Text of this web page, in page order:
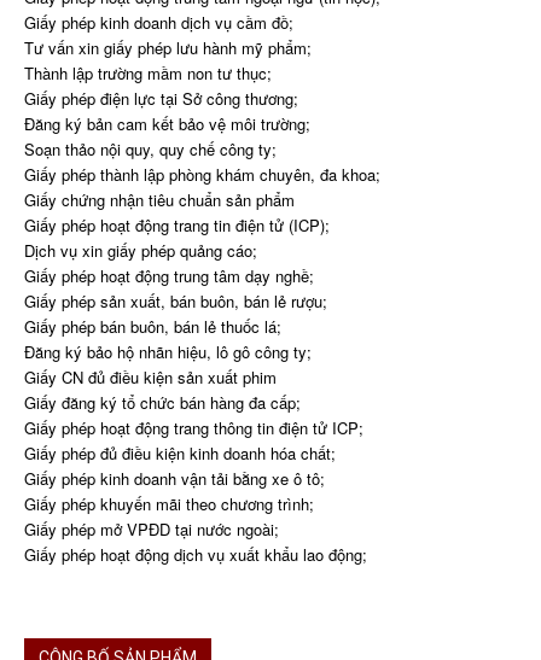
Giấy phép kinh doanh dịch vụ cầm đồ;
Tư vấn xin giấy phép lưu hành mỹ phẩm;
Thành lập trường mầm non tư thục;
Giấy phép điện lực tại Sở công thương;
Đăng ký bản cam kết bảo vệ môi trường;
Soạn thảo nội quy, quy chế công ty;
Giấy phép thành lập phòng khám chuyên, đa khoa;
Giấy chứng nhận tiêu chuẩn sản phẩm
Giấy phép hoạt động trang tin điện tử (ICP);
Dịch vụ xin giấy phép quảng cáo;
Giấy phép hoạt động trung tâm dạy nghề;
Giấy phép sản xuất, bán buôn, bán lẻ rượu;
Giấy phép bán buôn, bán lẻ thuốc lá;
Đăng ký bảo hộ nhãn hiệu, lô gô công ty;
Giấy CN đủ điều kiện sản xuất phim
Giấy đăng ký tổ chức bán hàng đa cấp;
Giấy phép hoạt động trang thông tin điện tử ICP;
Giấy phép đủ điều kiện kinh doanh hóa chất;
Giấy phép kinh doanh vận tải bằng xe ô tô;
Giấy phép khuyến mãi theo chương trình;
Giấy phép mở VPĐD tại nước ngoài;
Giấy phép hoạt động dịch vụ xuất khẩu lao động;